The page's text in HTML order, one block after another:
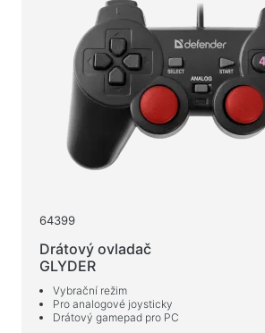
Herní volanty
Herní nábytek a doplňky
Příslušenství a náhradní díly k židlím
Podlahové hrací koberce
Herní stoly
Počítačové komponenty
Zdroj
Počítačové skříně
Ochrana napájení elektřinou
64399
Drátový ovladač
GLYDER
Vybrační režim
Pro analogové joysticky
Drátový gamepad pro PC